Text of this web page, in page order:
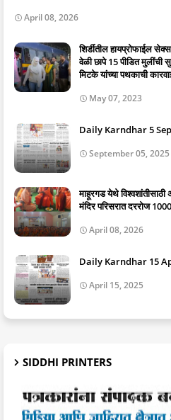
April 08, 2026
शिर्डीतील हायप्रोफाईल
वेळी छापे 15 पीडित
मिटके यांच्या पथकाची
May 07, 2023
Daily Karndhar 5
September 05, 2025
माहूरगड येथे
मंदिर परिसरात दररोज
April 08, 2026
Daily Karndhar 15
April 15, 2025
SIDDHI PRINTERS